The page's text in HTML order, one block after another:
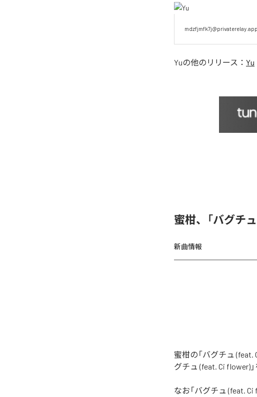
Yuの他のリリース： Yu
蜜柑、「バグチ
新曲情報
蜜柑の「バグチュ
グチュ (feat. Ci flower)
なお「バグチュ (feat. Ci